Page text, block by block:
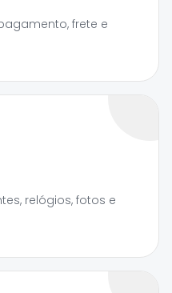
frete e
relógios, fotos e